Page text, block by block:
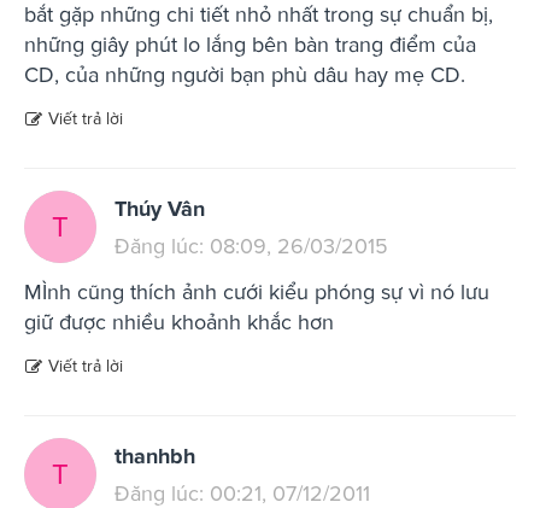
bắt gặp những chi tiết nhỏ nhất trong sự chuẩn bị,
những giây phút lo lắng bên bàn trang điểm của
CD, của những người bạn phù dâu hay mẹ CD.
Viết trả lời
T
Thúy Vân
Đăng lúc: 08:09, 26/03/2015
MÌnh cũng thích ảnh cưới kiểu phóng sự vì nó lưu
giữ được nhiều khoảnh khắc hơn
Viết trả lời
T
thanhbh
Đăng lúc: 00:21, 07/12/2011